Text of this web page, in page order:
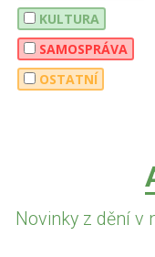
KULTURA
SAMOSPRÁVA
OSTATNÍ
Novinky z dění v